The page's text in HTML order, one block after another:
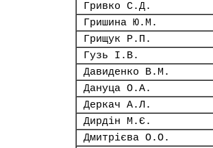
Гривко С.Д.
Гришина Ю.М.
Грищук Р.П.
Гузь І.В.
Давиденко В.М.
Дануца О.А.
Деркач А.Л.
Дирдін М.Є.
Дмитрієва О.О.